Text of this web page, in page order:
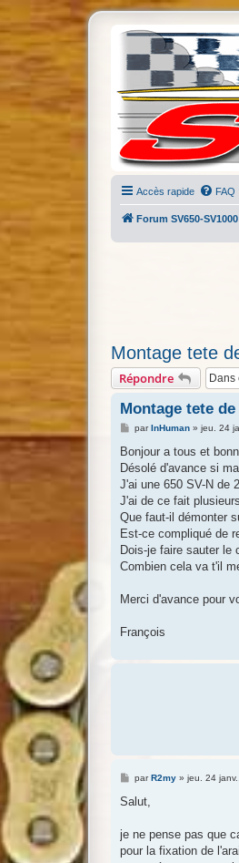
Accès rapide FAQ
Forum SV650-SV1000
Montage tete
Répondre
Montage tete
M
s
a
g
parInHuman» jeu. 24
Bonjour a tous et
Désolé d'avance si
J'ai une 650 SV-N de
J'ai de ce fait
Que faut-il démonter
Est-ce compliqué de
Dois-je faire sauter le
Combien cela va t'il
Merci d'avance pour
François
M
s
g
parR2my» jeu. 24
Salut,
je ne pense pas que
pour la fixation de